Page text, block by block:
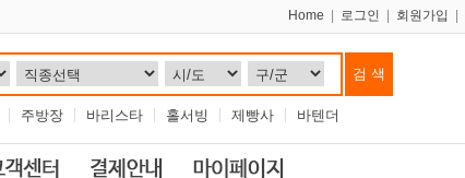
Home 로그인 회원가입
주방장 바리스타 홀서빙 제빵사 바텐더